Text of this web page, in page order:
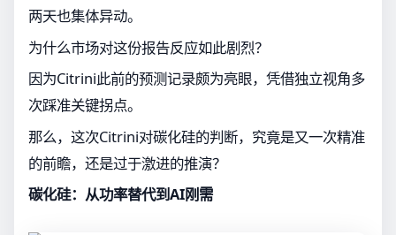
两天也集体异动。
为什么市场对这份报告反应如此剧烈？
因为Citrini此前的预测记录颇为亮眼，凭借独立视角多
次踩准关键拐点。
那么，这次Citrini对碳化硅的判断，究竟是又一次精准
的前瞻，还是过于激进的推演？
碳化硅：从功率替代到AI刚需